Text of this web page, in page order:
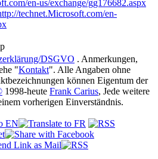
en-us/exchange/gg176682.aspx
technet.Microsoft.com/en-
DSGVO . Anmerkungen,
"Kontakt". Alle Angaben ohne
können Eigentum der
1998-heute Frank Carius, Jede weitere
vorherigen Einverständnis.